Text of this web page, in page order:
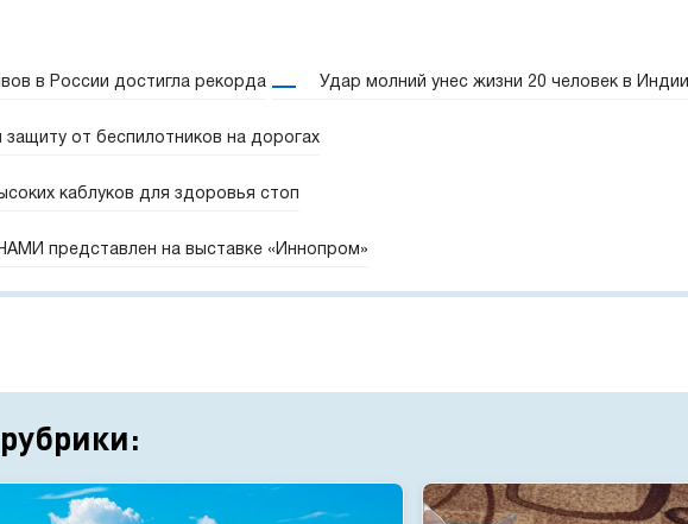
в России достигла рекорда Удар молний унес жизни 20 человек в Индии
от беспилотников на дорогах
каблуков для здоровья стоп
представлен на выставке «Иннопром»